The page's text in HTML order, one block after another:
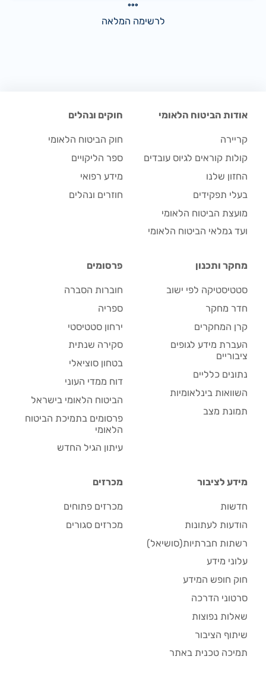
לרשימה המלאה
אודות הביטוח הלאומי
קריירה
קולות קוראים לגיוס עובדים
החזון שלנו
בעלי תפקידים
מועצת הביטוח הלאומי
ועד גמלאי הביטוח הלאומי
חוקים ונהלים
חוק הביטוח הלאומי
ספר הליקויים
מידע רפואי
חוזרים ונהלים
מחקר ותכנון
סטטיסטיקה לפי ישוב
חדר מחקר
קרן המחקרים
העברת מידע לגופים
ציבוריים
נתונים כלליים
השוואות בינלאומיות
תמונת מצב
פרסומים
חוברות הסברה
ספריה
ירחון סטטיסטי
סקירה שנתית
בטחון סוציאלי
דוח ממדי העוני
הביטוח הלאומי בישראל
פרסומים בתמיכת הביטוח
הלאומי
עיתון הגיל החדש
מידע לציבור
חדשות
הודעות לעתונות
רשתות חברתיות(סושיאל)
עלוני מידע
חוק חופש המידע
סרטוני הדרכה
שאלות נפוצות
שיתוף הציבור
תמיכה טכנית באתר
מכרזים
מכרזים פתוחים
מכרזים סגורים